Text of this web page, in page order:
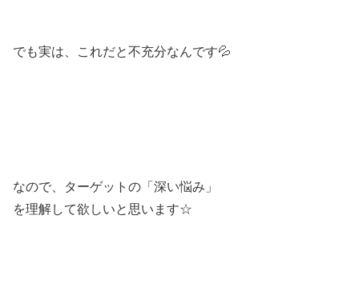
でも実は、これだと不充分なんです💦
なので、ターゲットの「深い悩み」
を理解して欲しいと思います☆